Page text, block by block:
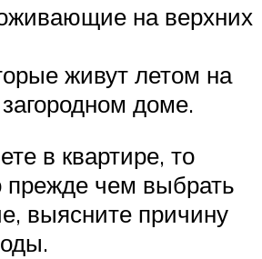
на верхних
живут летом на
доме.
в квартире, то
прежде чем выбрать
выясните причину